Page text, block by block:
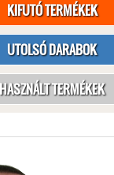
KIFUTÓ TERMÉKEK
UTOLSÓ DARABOK
HASZNÁLT TERMÉKEK